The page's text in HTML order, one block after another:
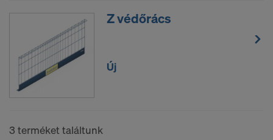
Z védőrács
Új
3 terméket találtunk
Államokban alapított szervezet. Személyes adatait
manuálisan vagy egy interfészen keresztül
továbbítjuk ezeknek a partnereknek az Amerikai
Egyesült Államokban.
Tájékoztatjuk Önöket, hogy a 2020. július 16-i ítélet
Privacy Shield határozatot, amely lehetővé tette a